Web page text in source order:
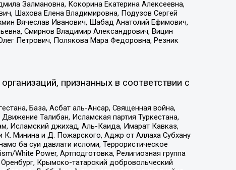
Залмановна, Кокорина Екатерина Алексеевна,
Шахова Елена Владимировна, Подузов Сергей
Вячеслав Иванович, Шабад Анатолий Ефимович,
Смирнов Владимир Александрович, Вицин
Петрович, Полякова Мара Федоровна, Резник
признанных в соответствии с
База, Асбат аль-Ансар, Священная война,
Талибан, Исламская партия Туркестана,
Исламский джихад, Аль-Каида, Имарат Кавказ,
Минина и Д. Пожарского, Аджр от Аллаха Субхану
ба суи давлати исломи, Террористическое
White Power, Артподготовка, Религиозная группа
Крымско-татарский добровольческий